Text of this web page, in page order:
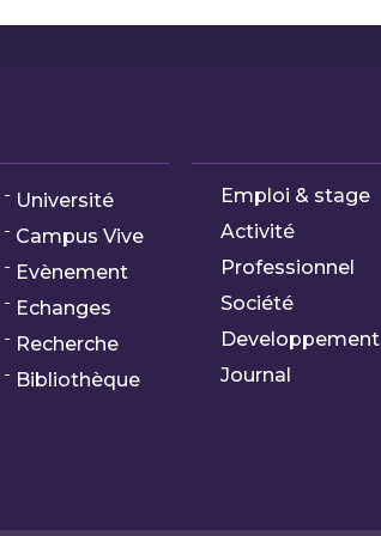
Université
Campus Vive
Evènement
Echanges
Recherche
Bibliothèque
Emploi & stage
Activité
Professionnel
Société
Developpement
Journal